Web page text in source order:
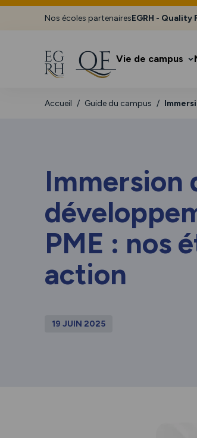
Nos écoles partenairesEGRH - Quality
Vie de campus
Accueil Guide du campus
Immersion
PME : nos
action
19 JUIN 2025